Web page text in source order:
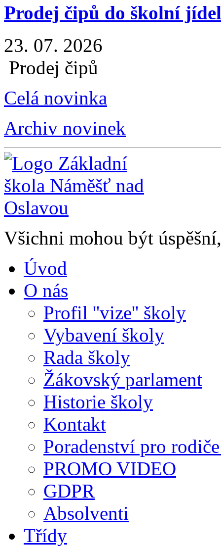
Prodej čipů do školní
23. 07. 2026
Prodej čipů
Celá novinka
Archiv novinek
Všichni mohou být
Úvod
O nás
Profil ''vize'' školy
Vybavení školy
Rada školy
Žákovský parlament
Historie školy
Kontakt
Poradenství pro
PROMO VIDEO
GDPR
Absolventi
Třídy